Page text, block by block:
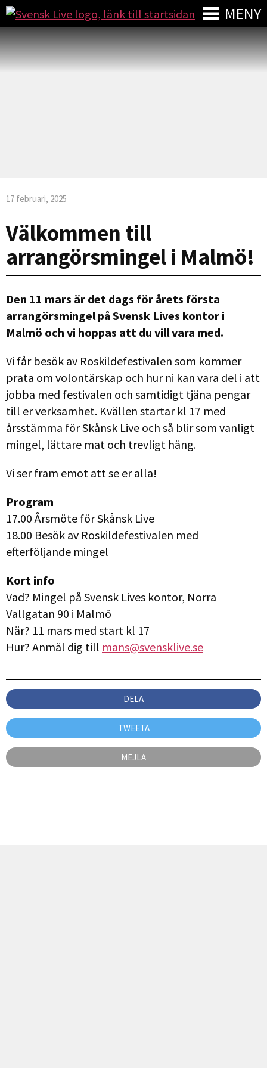
MENY
17 februari, 2025
Välkommen till
arrangörsmingel i Malmö!
Den 11 mars är det dags för årets första
arrangörsmingel på Svensk Lives kontor i
Malmö och vi hoppas att du vill vara med.
Vi får besök av Roskildefestivalen som kommer
prata om volontärskap och hur ni kan vara del i att
jobba med festivalen och samtidigt tjäna pengar
till er verksamhet. Kvällen startar kl 17 med
årsstämma för Skånsk Live och så blir som vanligt
mingel, lättare mat och trevligt häng.
Vi ser fram emot att se er alla!
Program
17.00 Årsmöte för Skånsk Live
18.00 Besök av Roskildefestivalen med
efterföljande mingel
Kort info
Vad? Mingel på Svensk Lives kontor, Norra
Vallgatan 90 i Malmö
När? 11 mars med start kl 17
Hur? Anmäl dig till mans@svensklive.se
DELA
TWEETA
MEJLA